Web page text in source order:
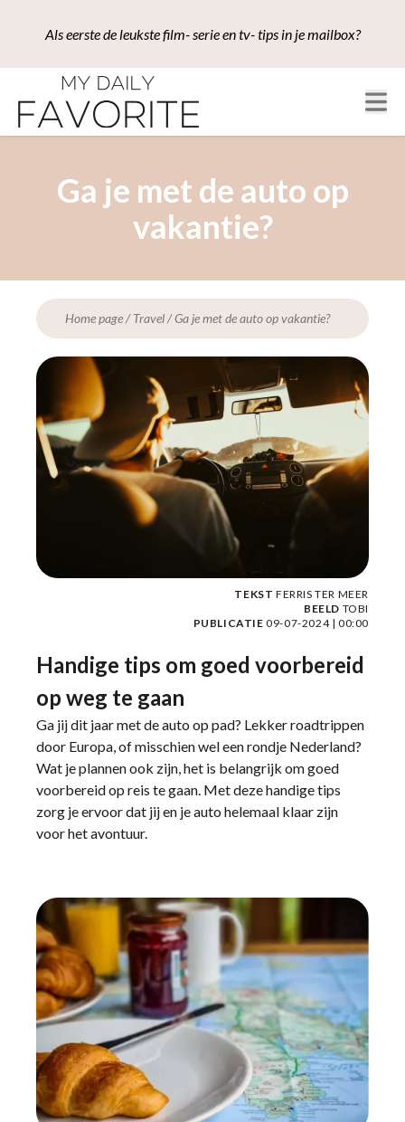
Als eerste de leukste film- serie en tv- tips in je mailbox?
Ga je met de auto op
vakantie?
Home page/Travel/Ga je met de auto op vakantie?
TEKST FERRIS TER MEER
BEELD TOBI
PUBLICATIE09-07-2024 | 00:00
Handige tips om goed voorbereid
op weg te gaan
Ga jij dit jaar met de auto op pad? Lekker roadtrippen
door Europa, of misschien wel een rondje Nederland?
Wat je plannen ook zijn, het is belangrijk om goed
voorbereid op reis te gaan. Met deze handige tips
zorg je ervoor dat jij en je auto helemaal klaar zijn
voor het avontuur.